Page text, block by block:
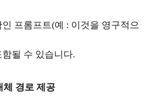
프롬프트(예 : 이것을 영구적으
될 수 있습니다.
체 경로 제공